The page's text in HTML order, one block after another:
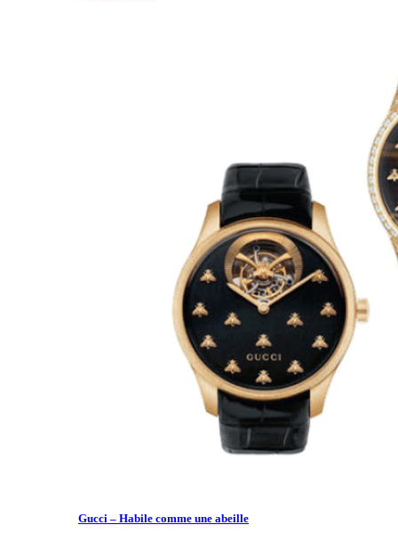
Gucci – Habile comme une abeille